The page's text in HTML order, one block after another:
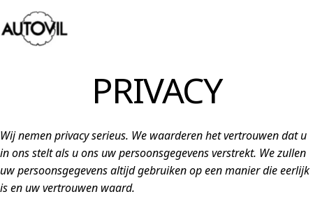
Tweedehands trucks
Diensten
Nieuws
Contact
PRIVACY
Wij nemen privacy serieus. We waarderen het vertrouwen dat u
in ons stelt als u ons uw persoonsgegevens verstrekt. We zullen
uw persoonsgegevens altijd gebruiken op een manier die eerlijk
is en uw vertrouwen waard.